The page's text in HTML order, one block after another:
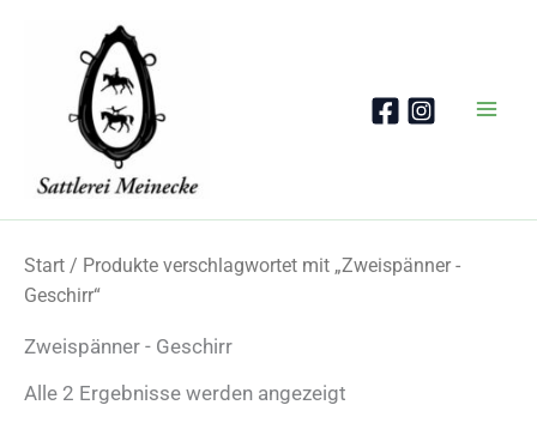
Start / Produkte verschlagwortet mit „Zweispänner -
Geschirr“
Zweispänner - Geschirr
Alle 2 Ergebnisse werden angezeigt